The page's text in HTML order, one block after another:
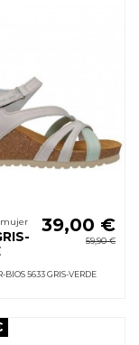
mujer 39,00 €
59,90 €
BIOS 5633 GRIS-VERDE